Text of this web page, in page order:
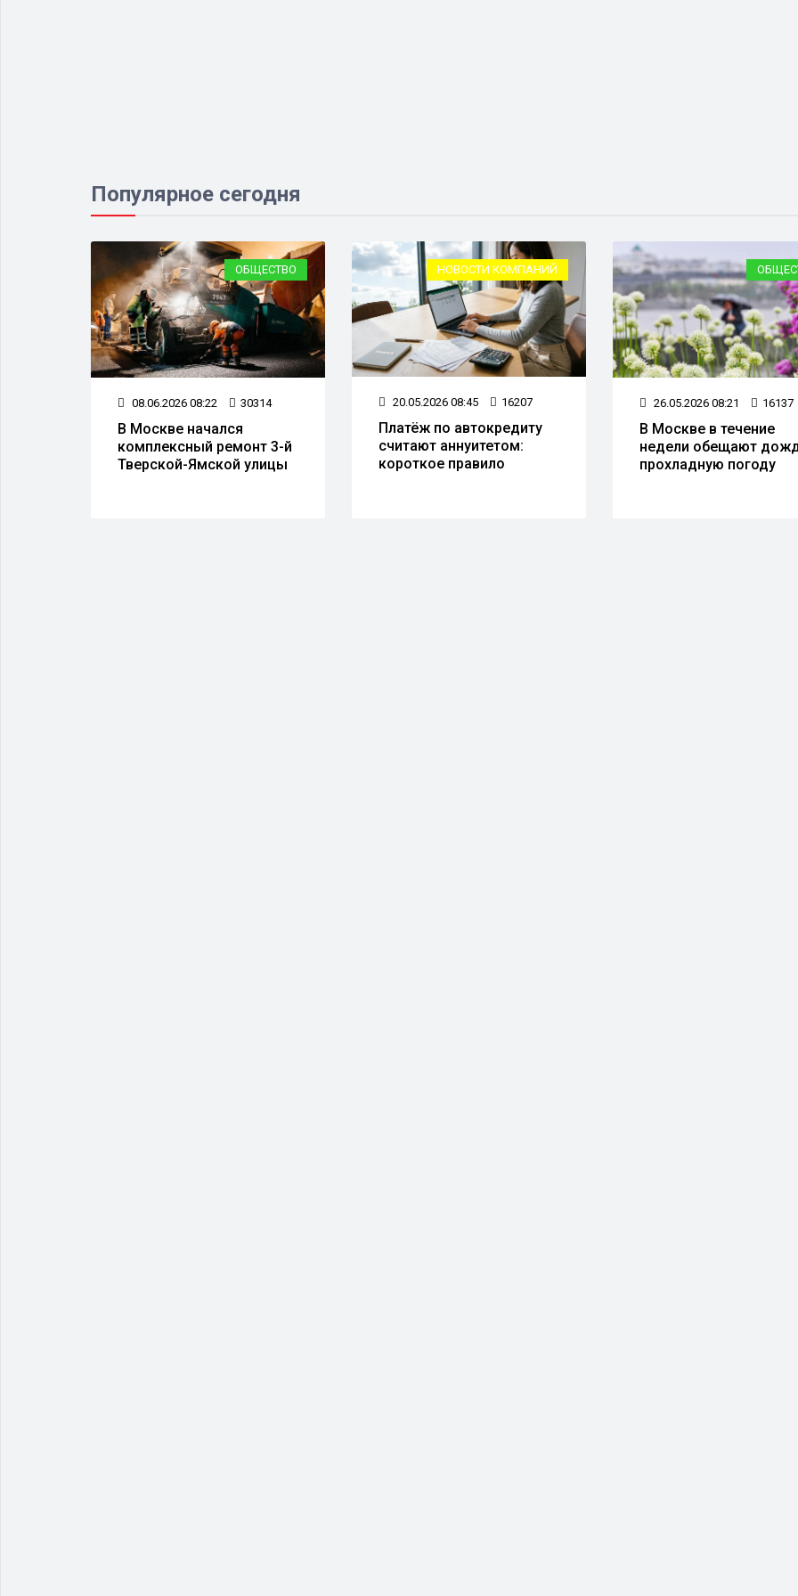
Популярное сегодня
ОБЩЕСТВО
08.06.2026 08:22 30314
В Москве начался
комплексный ремонт 3-й
Тверской-Ямской улицы
НОВОСТИ КОМПАНИЙ
20.05.2026 08:45 16207
Платёж по автокредиту
считают аннуитетом:
короткое правило
26.05.2026 08:21 16137
В Москве в течение
недели обещают
прохладную погоду